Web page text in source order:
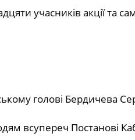
учасників акції та
голові Бердичева
всупереч Постанові